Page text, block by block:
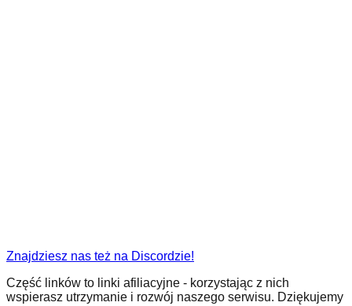
Znajdziesz nas też na Discordzie!
Część linków to linki afiliacyjne - korzystając z nich
wspierasz utrzymanie i rozwój naszego serwisu. Dziękujemy